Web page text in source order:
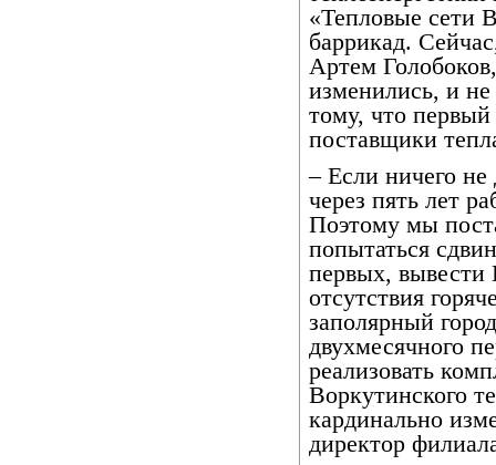
«Тепловые сети
баррикад.
Артем
изменились, и не
тому, что
поставщики
– Если ничего не
через пять лет
Поэтому мы
попытаться
первых, вывести
отсутствия
заполярный
двухмесячного
реализовать
Воркутинского
кардинально
директор